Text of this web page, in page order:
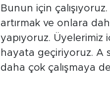
Bunun için
artırmak ve onlara
yapıyoruz. Üyelerimiz
hayata geçiriyoruz. A
daha çok çalışmaya